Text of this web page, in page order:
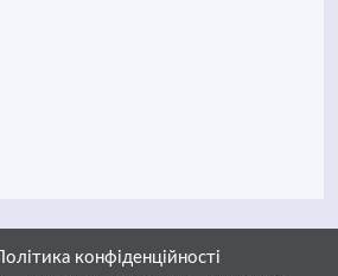
Політика конфіденційності